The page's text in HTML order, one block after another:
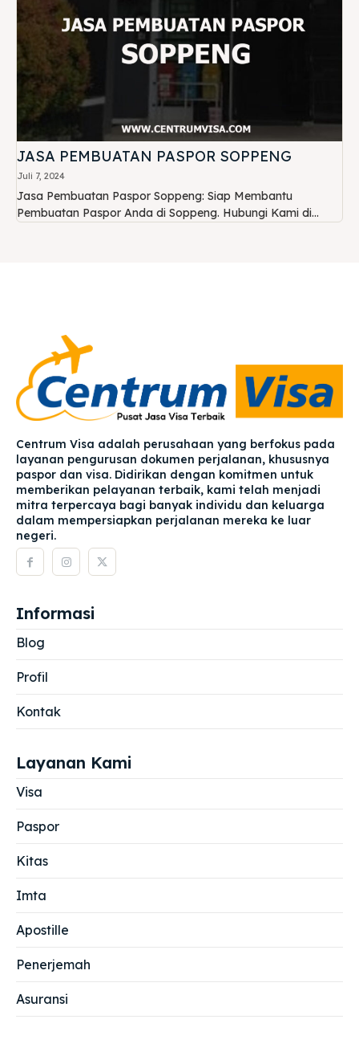
JASA PEMBUATAN PASPOR SOPPENG
Juli 7, 2024
Jasa Pembuatan Paspor Soppeng: Siap Membantu
Pembuatan Paspor Anda di Soppeng. Hubungi Kami di...
Centrum Visa adalah perusahaan yang berfokus pada
layanan pengurusan dokumen perjalanan, khususnya
paspor dan visa. Didirikan dengan komitmen untuk
memberikan pelayanan terbaik, kami telah menjadi
mitra terpercaya bagi banyak individu dan keluarga
dalam mempersiapkan perjalanan mereka ke luar
negeri.
Informasi
Blog
Profil
Kontak
Layanan Kami
Visa
Paspor
Kitas
Imta
Apostille
Penerjemah
Asuransi